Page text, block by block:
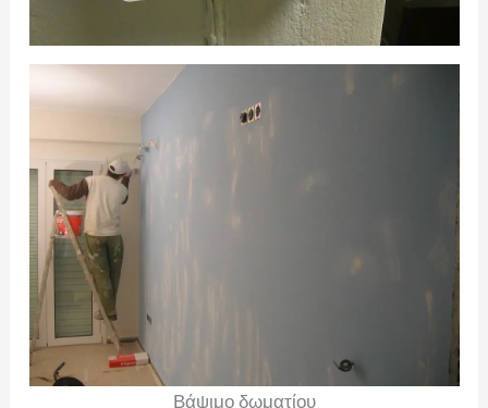
Βάψιμο δωματίου